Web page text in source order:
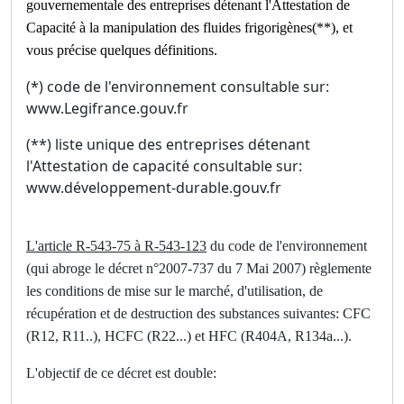
gouvernementale des entreprises détenant l'Attestation de
Capacité à la manipulation des fluides frigorigènes(**), et
vous précise quelques définitions.
(*) code de l'environnement consultable sur:
www.Legifrance.gouv.fr
(**) liste unique des entreprises détenant
l'Attestation de capacité consultable sur:
www.développement-durable.gouv.fr
L'article R-543-75 à R-543-123 du code de l'environnement
(qui abroge le décret n°2007-737 du 7 Mai 2007) règlemente
les conditions de mise sur le marché, d'utilisation, de
récupération et de destruction des substances suivantes: CFC
(R12, R11..), HCFC (R22...) et HFC (R404A, R134a...).
L'objectif de ce décret est double: